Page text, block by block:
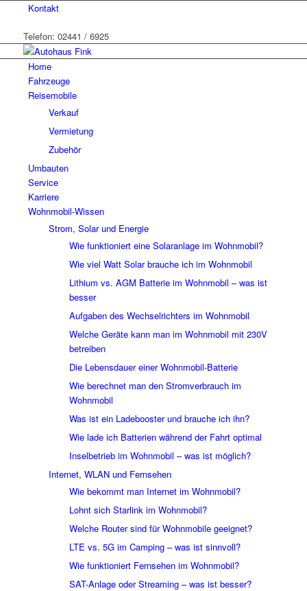
Kontakt
Telefon: 02441 / 6925
Home
Fahrzeuge
Reisemobile
Verkauf
Vermietung
Zubehör
Umbauten
Service
Karriere
Wohnmobil-Wissen
Strom, Solar und Energie
Wie funktioniert eine Solaranlage im Wohnmobil?
Wie viel Watt Solar brauche ich im Wohnmobil
Lithium vs. AGM Batterie im Wohnmobil – was ist
besser
Aufgaben des Wechselrichters im Wohnmobil
Welche Geräte kann man im Wohnmobil mit 230V
betreiben
Die Lebensdauer einer Wohnmobil-Batterie
Wie berechnet man den Stromverbrauch im
Wohnmobil
Was ist ein Ladebooster und brauche ich ihn?
Wie lade ich Batterien während der Fahrt optimal
Inselbetrieb im Wohnmobil – was ist möglich?
Internet, WLAN und Fernsehen
Wie bekommt man Internet im Wohnmobil?
Lohnt sich Starlink im Wohnmobil?
Welche Router sind für Wohnmobile geeignet?
LTE vs. 5G im Camping – was ist sinnvoll?
Wie funktioniert Fernsehen im Wohnmobil?
SAT-Anlage oder Streaming – was ist besser?